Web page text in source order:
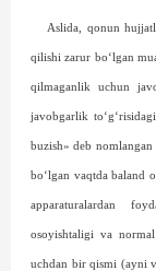
Aslida, qonun
qilishi zarur bo‘lgan
qilmaganlik uchun
javobgarlik
buzish» deb
bo‘lgan vaqtda baland
apparaturalardan
osoyishtaligi va
uchdan bir qismi (ayni